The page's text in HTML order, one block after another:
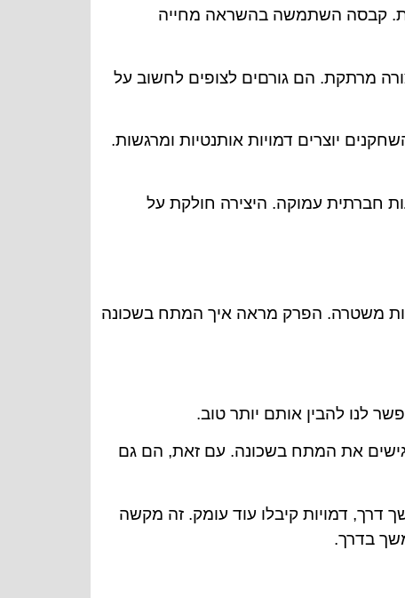
קבסה השתמשה בהשראה מחייה
מרתקת. הם גורםים לצופים לחשוב על
יוצרים דמויות אותנטיות ומרגשות.
חברתית עמוקה. היצירה חולקת על
משטרה. הפרק מראה איך המתח בשכונה
לנו להבין אותם יותר טוב.
את המתח בשכונה. עם זאת, הם גם
דרך, דמויות קיבלו עוד עומק. זה מקשה
בדרך.